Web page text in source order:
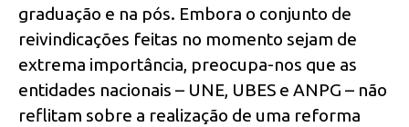
graduação e na pós. Embora o conjunto de
reivindicações feitas no momento sejam de
extrema importância, preocupa-nos que as
entidades nacionais – UNE, UBES e ANPG – não
reflitam sobre a realização de uma reforma